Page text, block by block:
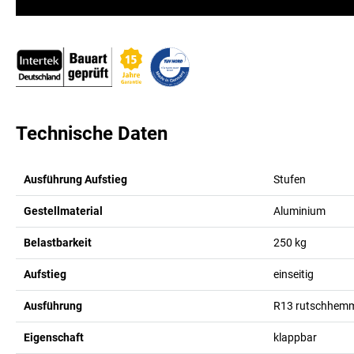
Technische Daten
Ausführung Aufstieg Stufen
Gestellmaterial Aluminium
Belastbarkeit 250 kg
Aufstieg einseitig
Ausführung R13
Eigenschaft klappbar